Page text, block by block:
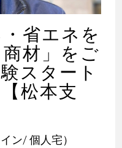
省エネを
材」をご
スタート
松本支
ン/ 個人宅）